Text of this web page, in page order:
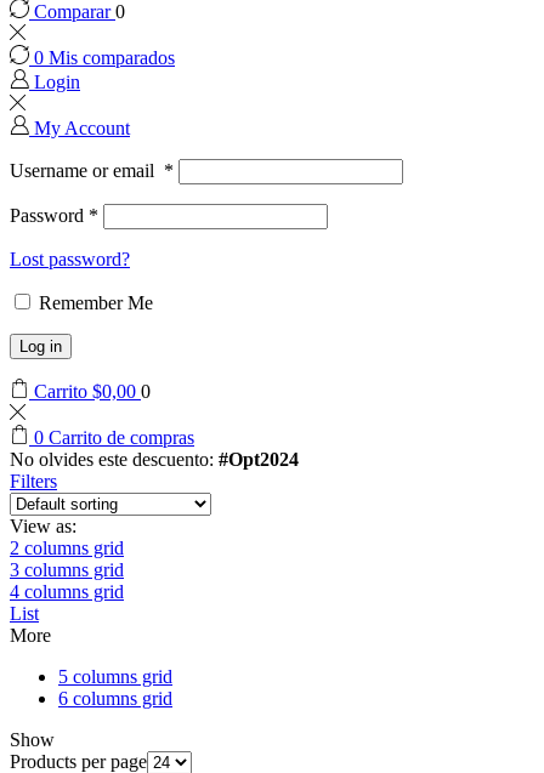
Comparar0
0 Mis comparados
Login
My Account
Username or email *
Password *
Lost password?
Remember Me
Log in
Carrito $0,00 0
0 Carrito de compras
No olvides este descuento: #Opt2024
Filters
View as:
2 columns grid
3 columns grid
4 columns grid
List
More
5 columns grid
6 columns grid
Show
Products per page